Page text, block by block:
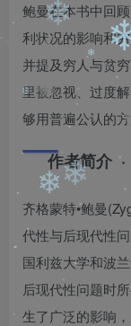
鲍曼在本书中回
利状况的影响和
并提及穷人与贫
里被忽视、过度
够用普遍公认的
作者简介 · ·
齐格蒙特•鲍曼
代性与后现代性
国利兹大学和波
后现代性问题时
生了广泛的影响
❄
❄
❄
❄
❄
❄
❄